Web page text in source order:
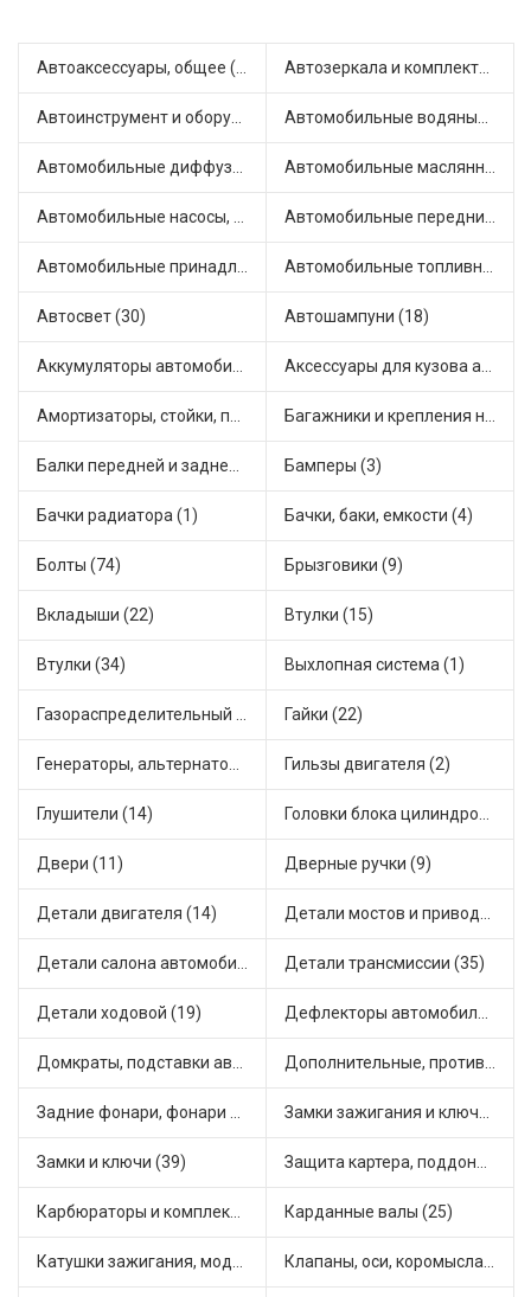
Автоаксессуары, общее (1) Автозеркала и комплектующие (4)
Автоинструмент и оборудование (7) Автомобильные водяные насосы (14)
Автомобильные диффузоры и вентиляторы (4) Автомобильные маслянные насосы (8)
Автомобильные насосы, компрессоры и манометры (1) Автомобильные передние фары (6)
Автомобильные принадлежности и аксессуары (6) Автомобильные топливные насосы (16)
Автосвет (30) Автошампуни (18)
Аккумуляторы автомобильные (1) Аксессуары для кузова автомобиля (1)
Амортизаторы, стойки, подушки стоек (36) Багажники и крепления на крышу (1)
Балки передней и задней подвески (4) Бамперы (3)
Бачки радиатора (1) Бачки, баки, емкости (4)
Болты (74) Брызговики (9)
Вкладыши (22) Втулки (15)
Втулки (34) Выхлопная система (1)
Газораспределительный механизм (2) Гайки (22)
Генераторы, альтернаторы и комплектующие (28) Гильзы двигателя (2)
Глушители (14) Головки блока цилиндров (2)
Двери (11) Дверные ручки (9)
Детали двигателя (14) Детали мостов и привода трансмиссии (58)
Детали салона автомобиля (37) Детали трансмиссии (35)
Детали ходовой (19) Дефлекторы автомобильные (2)
Домкраты, подставки автомобильные (1) Дополнительные, противотуманные фары (2)
Задние фонари, фонари видимости (2) Замки зажигания и ключи (11)
Замки и ключи (39) Защита картера, поддона, КПП (2)
Карбюраторы и комплектующие (21) Карданные валы (25)
Катушки зажигания, модули зажигания (3) Клапаны, оси, коромысла (14)